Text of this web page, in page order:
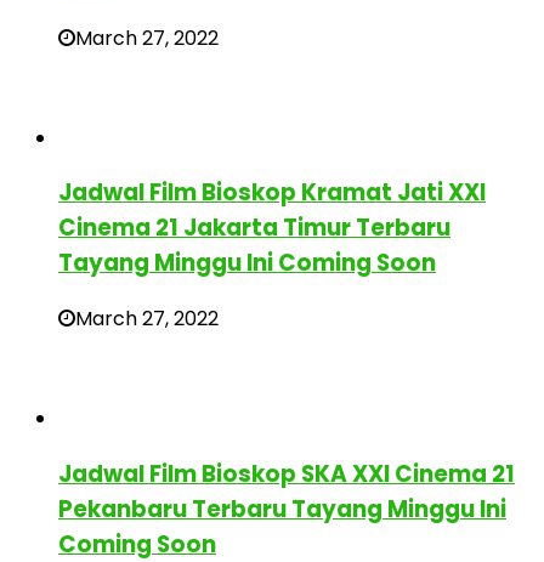
March 27, 2022
Jadwal Film Bioskop Kramat Jati XXI
Cinema 21 Jakarta Timur Terbaru
Tayang Minggu Ini Coming Soon
March 27, 2022
Jadwal Film Bioskop SKA XXI Cinema 21
Pekanbaru Terbaru Tayang Minggu Ini
Coming Soon